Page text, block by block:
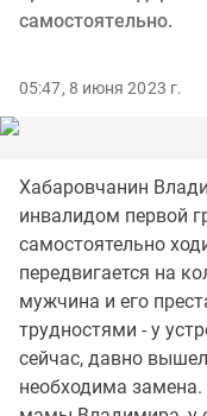
самостоятельно.
05:47, 8 июня 2023 г.
Хабаровчанин
инвалидом первой
самостоятельно
передвигается на
мужчина и его
трудностями - у
сейчас, давно
необходима